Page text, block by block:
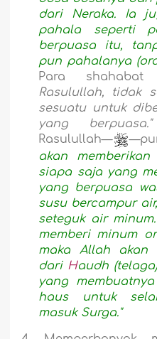
dari Neraka. Ia
pahala seperti
berpuasa itu,
pun pahalanya
Para
Rasulullah, tidak
sesuatu untuk
yang berpuasa."
Rasulullah—
akan
siapa saja yang
yang berpuasa
susu bercampur
seteguk air
memberi minum
maka Allah akan
dari Haudh
yang
haus untuk
masuk Surga."